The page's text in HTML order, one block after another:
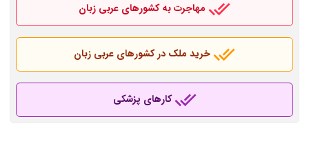
مهاجرت به کشورهای عربی زبان
خرید ملک در کشورهای عربی زبان
کارهای پزشکی